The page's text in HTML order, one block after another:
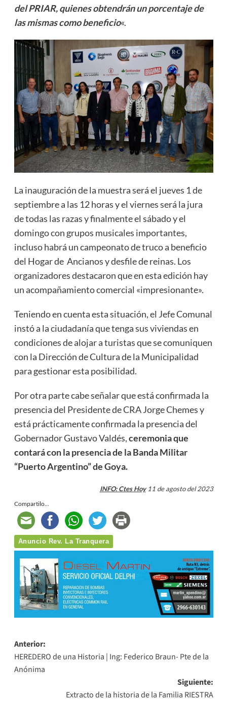
del PRIAR, quienes obtendrán un porcentaje de
las mismas como beneficio«.
La inauguración de la muestra será el jueves 1 de
septiembre a las 12 horas y el viernes será la jura
de todas las razas y finalmente el sábado y el
domingo con grupos musicales importantes,
incluso habrá un campeonato de truco a beneficio
del Hogar de Ancianos y desfile de reinas. Los
organizadores destacaron que en esta edición hay
un acompañamiento comercial «impresionante».
Teniendo en cuenta esta situación, el Jefe Comunal
instó a la ciudadanía que tenga sus viviendas en
condiciones de alojar a turistas que se comuniquen
con la Dirección de Cultura de la Municipalidad
para gestionar esta posibilidad.
Por otra parte cabe señalar que está confirmada la
presencia del Presidente de CRA Jorge Chemes y
está prácticamente confirmada la presencia del
Gobernador Gustavo Valdés,ceremonia que
contará con la presencia de la Banda Militar
“Puerto Argentino” de Goya.
INFO: Ctes Hoy11 de agosto del 2023
Compartilo...
Anuncio Rev. La Tranquera
Navegación
de
entradas
Anterior:
HEREDERO de una Historia | Ing: Federico Braun- Pte de la
Anónima
Siguiente:
Extracto de la historia de la Familia RIESTRA